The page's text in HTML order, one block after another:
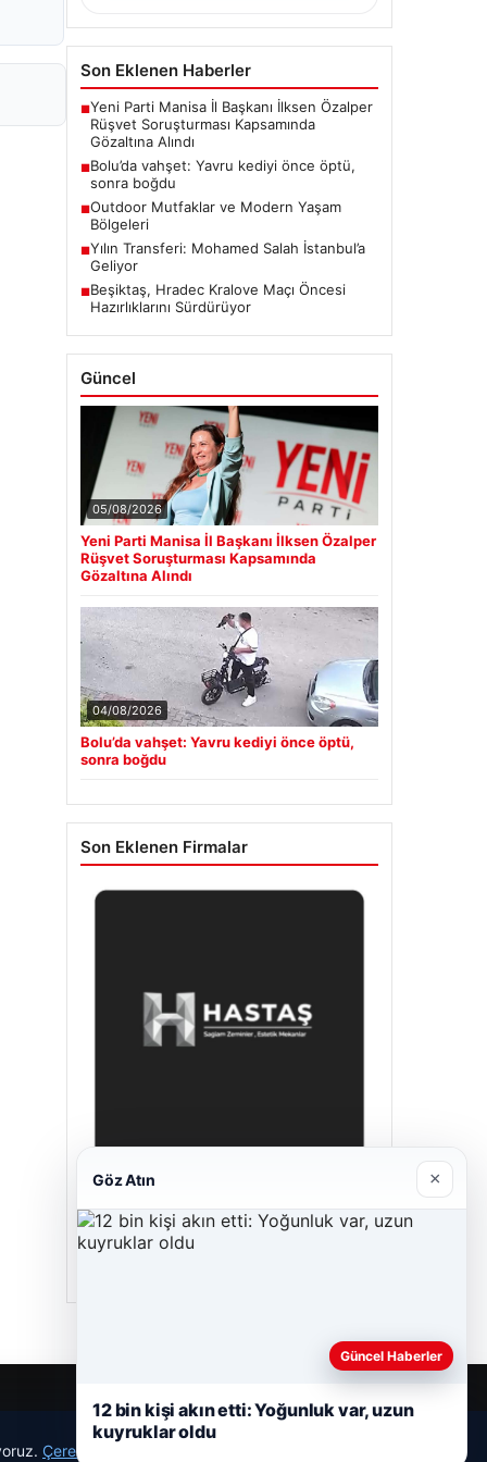
Son Eklenen Haberler
■Yeni Parti Manisa İl Başkanı İlksen Özalper
Rüşvet Soruşturması Kapsamında
Gözaltına Alındı
■Bolu’da vahşet: Yavru kediyi önce öptü,
sonra boğdu
■Outdoor Mutfaklar ve Modern Yaşam
Bölgeleri
■Yılın Transferi: Mohamed Salah İstanbul’a
Geliyor
■Beşiktaş, Hradec Kralove Maçı Öncesi
Hazırlıklarını Sürdürüyor
Güncel
05/08/2026
Yeni Parti Manisa İl Başkanı İlksen Özalper
Rüşvet Soruşturması Kapsamında
Gözaltına Alındı
04/08/2026
Bolu’da vahşet: Yavru kediyi önce öptü,
sonra boğdu
Son Eklenen Firmalar
29/04/2026
Çerez Politikamız
Göz Atın ×
Güncel Haberler
12 bin kişi akın etti: Yoğunluk var, uzun
kuyruklar oldu